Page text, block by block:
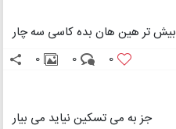
بیش تر هین هان بده کاسی سه چار
0
0
0
جز به می تسکین نیاید می بیار